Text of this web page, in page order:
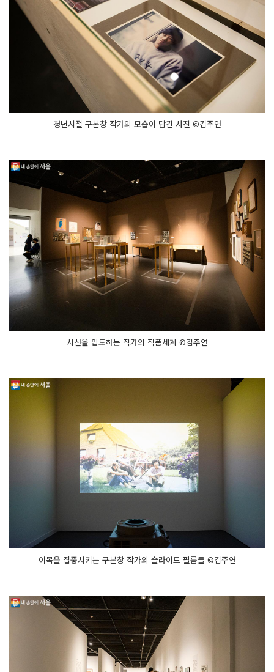
청년시절 구본창 작가의 모습이 담긴 사진 ©김주연
시선을 압도하는 작가의 작품세계 ©김주연
이목을 집중시키는 구본창 작가의 슬라이드 필름들 ©김주연